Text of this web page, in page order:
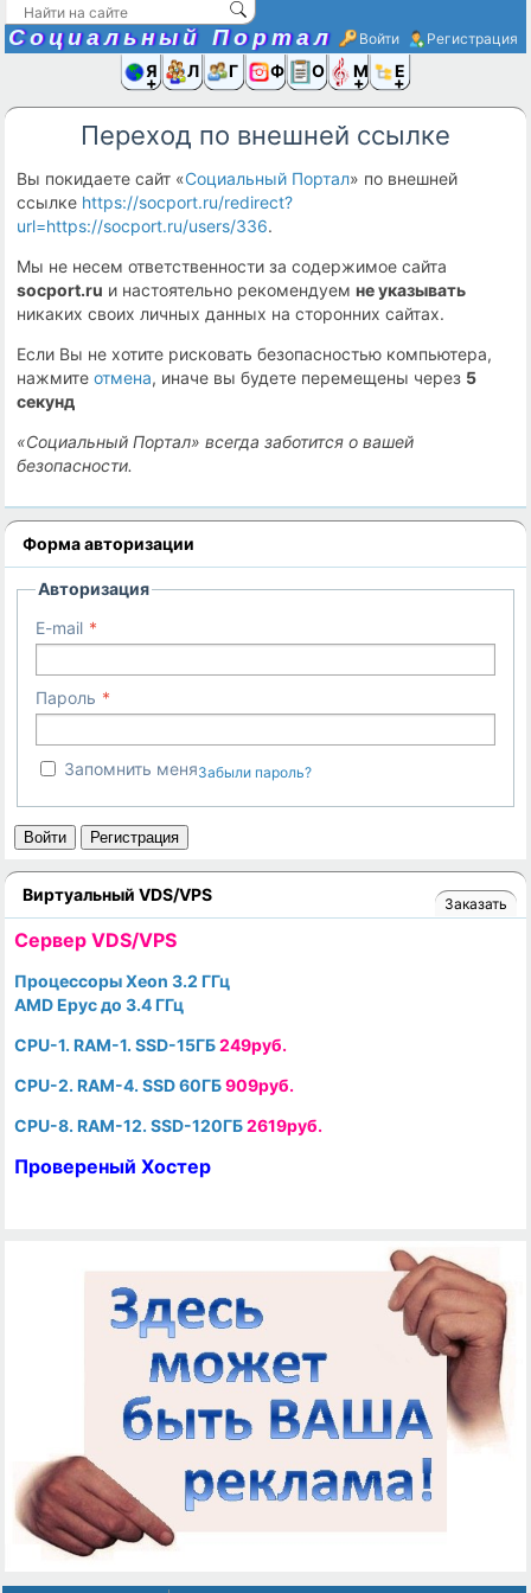
Социальный Портал Войти Регистрация
Я иЛюди
Группы
Фото Ещё
Переход по внешней ссылке
Вы покидаете сайт «Социальный Портал» по внешней
ссылке https://socport.ru/redirect?
url=https://socport.ru/users/336.
Мы не несем ответственности за содержимое сайта
socport.ru и настоятельно рекомендуемне указывать
никаких своих личных данных на сторонних сайтах.
Если Вы не хотите рисковать безопасностью компьютера,
нажмитеотмена, иначе вы будете перемещены через 5
секунд
«Социальный Портал» всегда заботится о вашей
безопасности.
Форма авторизации
Авторизация
E-mail
Пароль
Запомнить меняЗабыли пароль?
Войти Регистрация
Виртуальный VDS/VPS Заказать
Cервер VDS/VPS
Процессоры Xeon 3.2 ГГц
AMD Epyc до 3.4 ГГц
CPU-1. RAM-1. SSD-15ГБ249руб.
CPU-2. RAM-4. SSD 60ГБ909руб.
CPU-8. RAM-12. SSD-120ГБ2619руб.
Провереный Хостер